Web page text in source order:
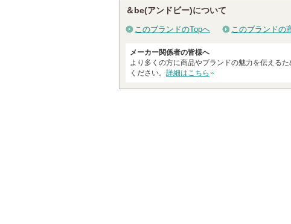
グサイトへ
＆be(アンドビー)について
このブランドのTopへ このブランドの
メーカー関係者の皆様へ
より多くの方に商品やブランドの魅力を伝える
ください。 詳細はこちら